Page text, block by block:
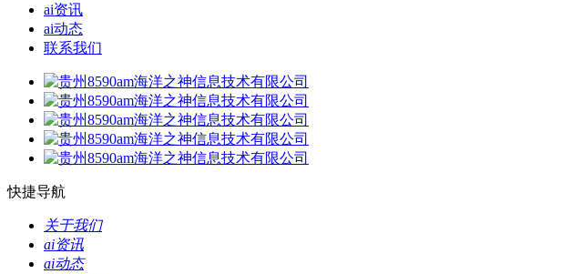
ai资讯
ai动态
联系我们
快捷导航
关于我们
ai资讯
ai动态